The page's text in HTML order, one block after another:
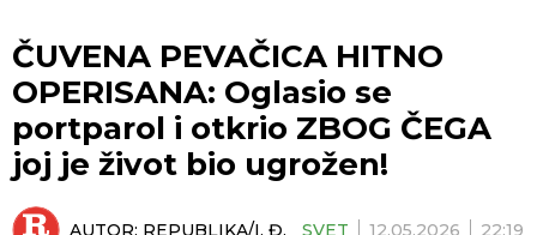
ČUVENA PEVAČICA HITNO
OPERISANA: Oglasio se
portparol i otkrio ZBOG ČEGA
joj je život bio ugrožen!
AUTOR: REPUBLIKA/I. Đ. SVET 12.05.2026 22:19